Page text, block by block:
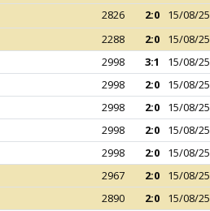
2826 2:0 15/08/25
2288 2:0 15/08/25
2998 3:1 15/08/25
2998 2:0 15/08/25
2998 2:0 15/08/25
2998 2:0 15/08/25
2998 2:0 15/08/25
2967 2:0 15/08/25
2890 2:0 15/08/25